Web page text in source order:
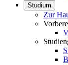
Studium
Zur